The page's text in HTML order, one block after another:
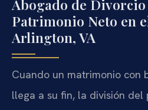
Abogado de
Patrimonio Neto en
Arlington, VA
Cuando un matrimonio con
llega a su fin, la división del